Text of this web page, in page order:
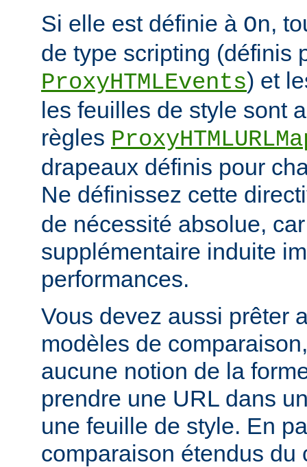
Si elle est définie à On,
de type scripting (définis
ProxyHTMLEvents) et
les feuilles de style sont
règles
drapeaux définis pour
Ne définissez cette
de nécessité absolue,
supplémentaire induite
performances.
Vous devez aussi prêter
modèles de
aucune notion de la
prendre une URL dans
une feuille de style. En
comparaison étendus